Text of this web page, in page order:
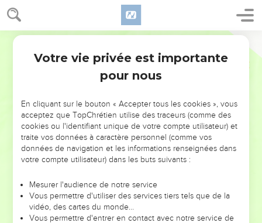
NE MANQUEZ PAS L’ÉVÉNEMENT
DE L’ANNÉE !
ET SI LEURS ERREURS POUVAIENT VOUS ÉVITER LES
VOTRES ?
leur foi ou leur vision. Mais on voit moins les doutes, les erreurs
et les saisons difficiles qu'ils ont traversés, alors même que ce
sont elles qui les ont façonnés.
Votre vie privée est importante
pour nous
En cliquant sur le bouton « Accepter tous les cookies », vous
acceptez que TopChrétien utilise des traceurs (comme des
cookies ou l'identifiant unique de votre compte utilisateur) et
traite vos données à caractère personnel (comme vos
données de navigation et les informations renseignées dans
votre compte utilisateur) dans les buts suivants :
Mesurer l'audience de notre service
Vous permettre d'utiliser des services tiers tels que de la
vidéo, des cartes du monde…
Vous permettre d'entrer en contact avec notre service de